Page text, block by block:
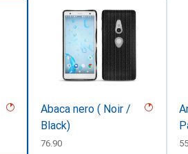
Abaca nero ( Noir /
Black)
CHF
76.90